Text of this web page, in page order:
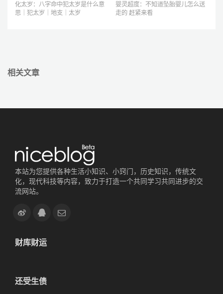
化太岁：八字命中犯太岁是什么意
思｜犯太岁｜地支｜太岁
婴灵超度：不知道坠胎婴儿怎么送
走的 赶紧来看
本站为您提供各种生活小知识、小窍门，历史知识，传统文
化，现代科技等内容，致力于打造一个共同学习共同进步的交
流网站。